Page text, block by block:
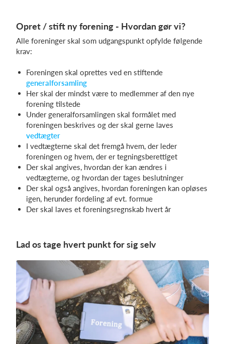
Opret / stift ny forening - Hvordan gør vi?
Alle foreninger skal som udgangspunkt opfylde følgende
krav:
Foreningen skal oprettes ved en stiftende
generalforsamling
Her skal der mindst være to medlemmer af den nye
forening tilstede
Under generalforsamlingen skal formålet med
foreningen beskrives og der skal gerne laves
vedtægter
I vedtægterne skal det fremgå hvem, der leder
foreningen og hvem, der er tegningsberettiget
Der skal angives, hvordan der kan ændres i
vedtægterne, og hvordan der tages beslutninger
Der skal også angives, hvordan foreningen kan opløses
igen, herunder fordeling af evt. formue
Der skal laves et foreningsregnskab hvert år
Lad os tage hvert punkt for sig selv